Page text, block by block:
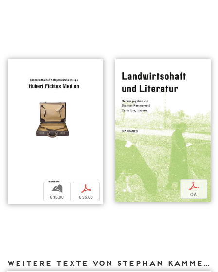
b
€ 35,00
p
€ 35,00
p
OA
Weitere Texte von Stephan Kammer bei DIAPHANES